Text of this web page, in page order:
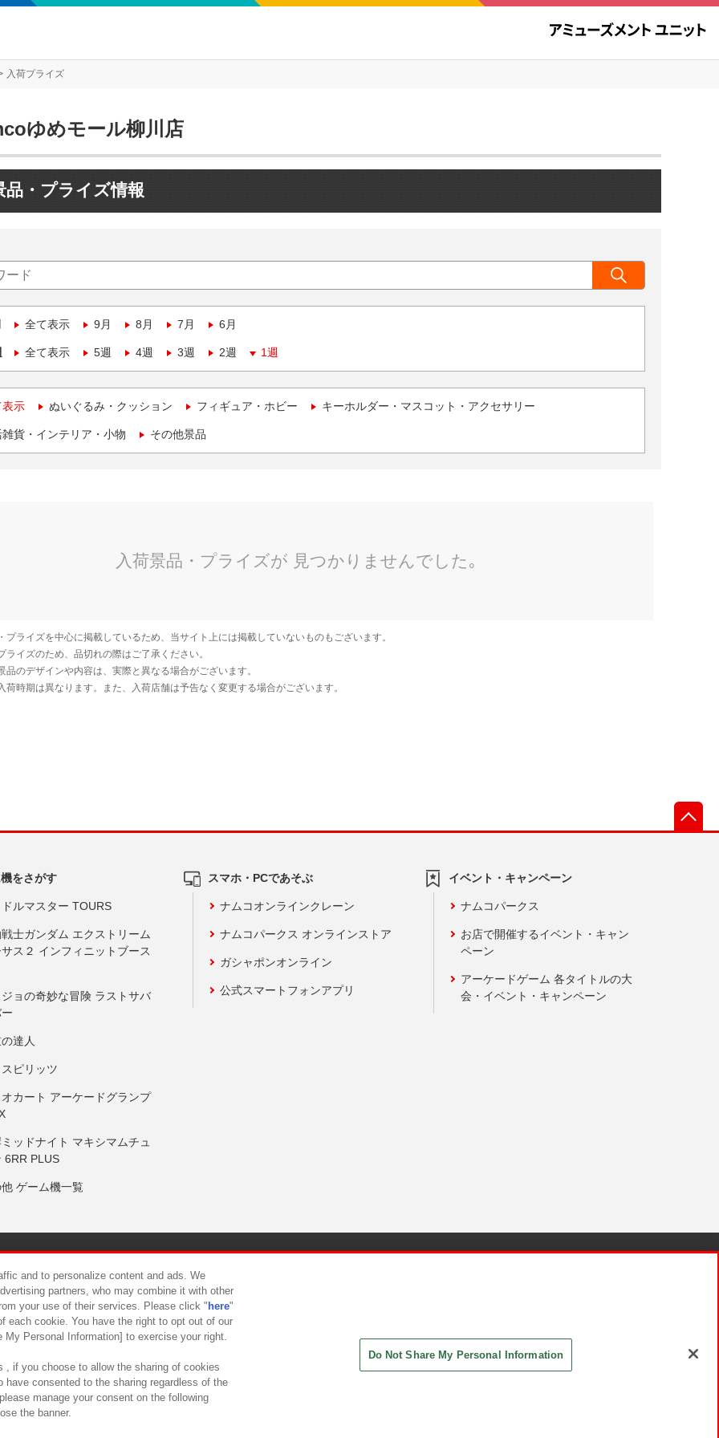
入荷プライズ
ゆめモール柳川店
品・プライズ情報
全て表示 9月 8月 7月 6月
全て表示 5週 4週 3週 2週 1週
表示 ぬいぐるみ・クッション フィギュア・ホビー キーホルダー・マスコット・アクセサリー
貨・インテリア・小物 その他景品
をさがす
ルマスター TOURS
士ガンダム エクストリーム
ス２ インフィニットブース
ョの奇妙な冒険 ラストサバ
達人
ピリッツ
カート アーケードグランプ
ッドナイト マキシマムチュ
6RR PLUS
ゲーム機一覧
スマホ・PCであそぶ
ナムコオンラインクレーン
ナムコパークス オンラインストア
ガシャポンオンライン
公式スマートフォンアプリ
イベント・キャンペーン
ナムコパークス
お店で開催するイベント・キャン
ペーン
アーケードゲーム 各タイトルの大
会・イベント・キャンペーン
について カスタマーハラスメント対応方針
and to personalize content and ads. We
partners, who may combine it with other
your use of their services. Please click " here"
each cookie. You have the right to opt out of our
Personal Information] to exercise your right.
, if you choose to allow the sharing of cookies
have consented to the sharing regardless of the
manage your consent on the following
the banner.
Do Not Share My Personal Information